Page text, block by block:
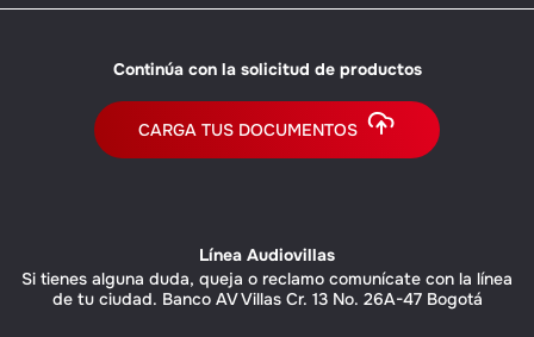
Continúa con la solicitud de productos
CARGA TUS DOCUMENTOS
Línea Audiovillas
Si tienes alguna duda, queja o reclamo comunícate con la línea
de tu ciudad. Banco AV Villas Cr. 13 No. 26A-47 Bogotá